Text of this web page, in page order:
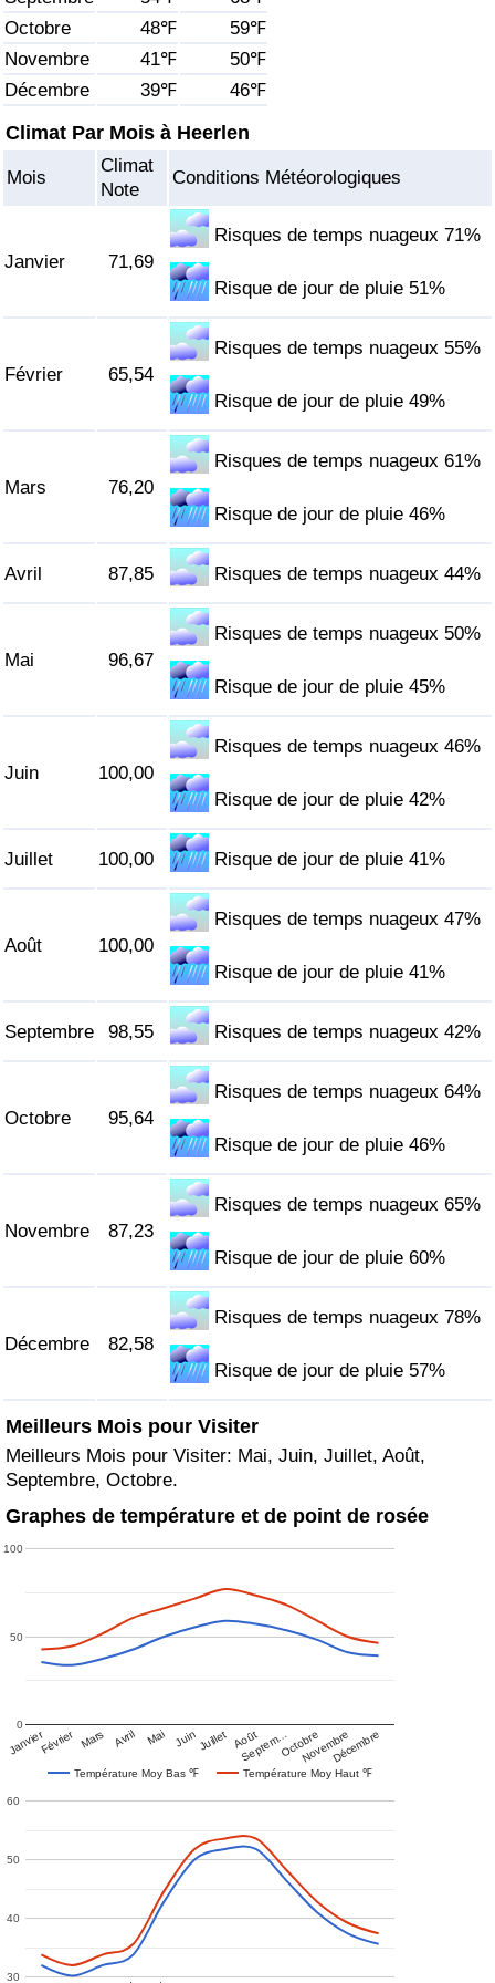
Octobre
48℉
59℉
Novembre
41℉
50℉
Décembre
39℉ 46℉
Climat Par Mois à Heerlen
Mois
Climat
Note
Conditions Météorologiques
Janvier 71,69
Risques de temps nuageux 71%
Risque de jour de pluie 51%
Février 65,54
Risques de temps nuageux 55%
Risque de jour de pluie 49%
Mars 76,20
Risques de temps nuageux 61%
Risque de jour de pluie 46%
Avril 87,85 Risques de temps nuageux 44%
Mai 96,67
Risques de temps nuageux 50%
Risque de jour de pluie 45%
Juin 100,00
Risques de temps nuageux 46%
Risque de jour de pluie 42%
Juillet 100,00 Risque de jour de pluie 41%
Août 100,00
Risques de temps nuageux 47%
Risque de jour de pluie 41%
Septembre 98,55 Risques de temps nuageux 42%
Octobre 95,64
Risques de temps nuageux 64%
Risque de jour de pluie 46%
Novembre 87,23
Risques de temps nuageux 65%
Risque de jour de pluie 60%
Décembre 82,58
Risques de temps nuageux 78%
Risque de jour de pluie 57%
Meilleurs Mois pour Visiter
Meilleurs Mois pour Visiter: Mai, Juin, Juillet, Août,
Septembre, Octobre.
Graphes de température et de point de rosée
Température Moy Bas ℉ Température Moy Haut ℉
JanvierFévrier Mars Avril Mai Juin Juillet Août
Septem…OctobreNovembreDécembre
0
50
100
30
40
50
60
Soins de santé
Indice des soins de santé (Actuel)
Indice des soins de santé par Pays
Pollution
Indice de Pollution (Actuel)
Indice de pollution
Indice de Pollution par Pays
Trafic
Indice de Trafic (Actuel)
Indice de Trafic par Pays